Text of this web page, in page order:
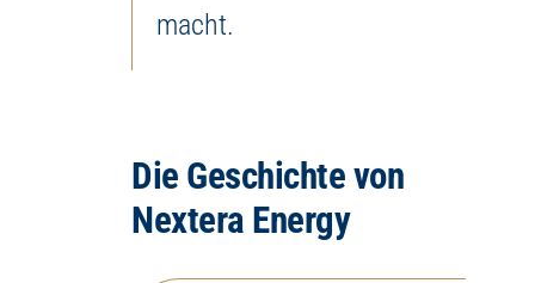
macht.
Die Geschichte von
Nextera Energy